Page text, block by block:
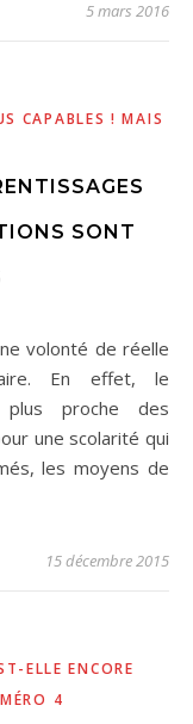
5 mars 2016
CAPABLES ! MAIS
SONT
En effet, le
plus proche des
une scolarité qui
les moyens de
15 décembre 2015
ELLE ENCORE
4